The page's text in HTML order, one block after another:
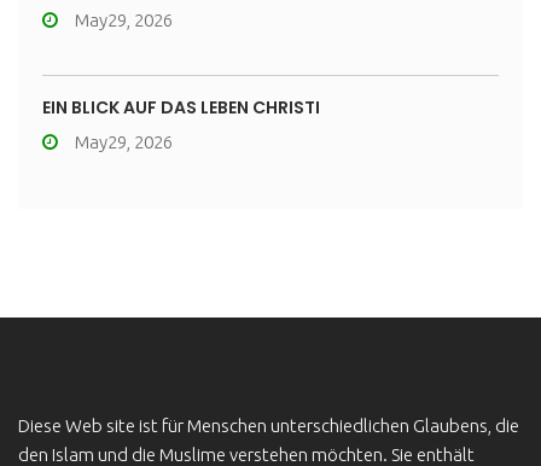
May29, 2026
EIN BLICK AUF DAS LEBEN CHRISTI
May29, 2026
Diese Web site ist für Menschen unterschiedlichen Glaubens, die
den Islam und die Muslime verstehen möchten. Sie enthält